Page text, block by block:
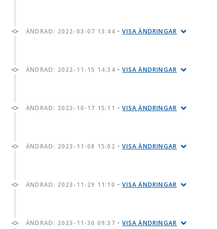
ÄNDRAD: 2022-03-07 13:44 •VISA ÄNDRINGAR
ÄNDRAD: 2022-11-15 14:34 •VISA ÄNDRINGAR
ÄNDRAD: 2023-10-17 15:11 •VISA ÄNDRINGAR
ÄNDRAD: 2023-11-08 15:02 •VISA ÄNDRINGAR
ÄNDRAD: 2023-11-29 11:10 •VISA ÄNDRINGAR
ÄNDRAD: 2023-11-30 09:37 •VISA ÄNDRINGAR